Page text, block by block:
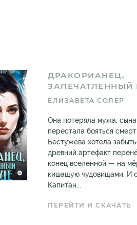
ДРАКОРИАНЕЦ,
ЗАПЕЧАТЛЕННЫЙ
ЕЛИЗАВЕТА СОЛЕР
Она потеряла мужа,
перестала бояться
Бестужева хотела
древний артефакт
конец вселенной — на
кишащую чудовищами. И
Капитан...
ПЕРЕЙТИ И СКАЧАТЬ